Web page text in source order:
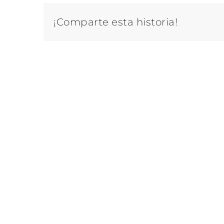
¡Comparte esta historia!